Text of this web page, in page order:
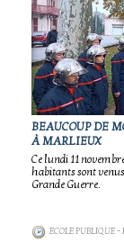
BEAUCOUP DE
À MARLIEUX
Ce lundi 11
habitants sont
Grande Guerre.
ECOLE PUBLIQUE